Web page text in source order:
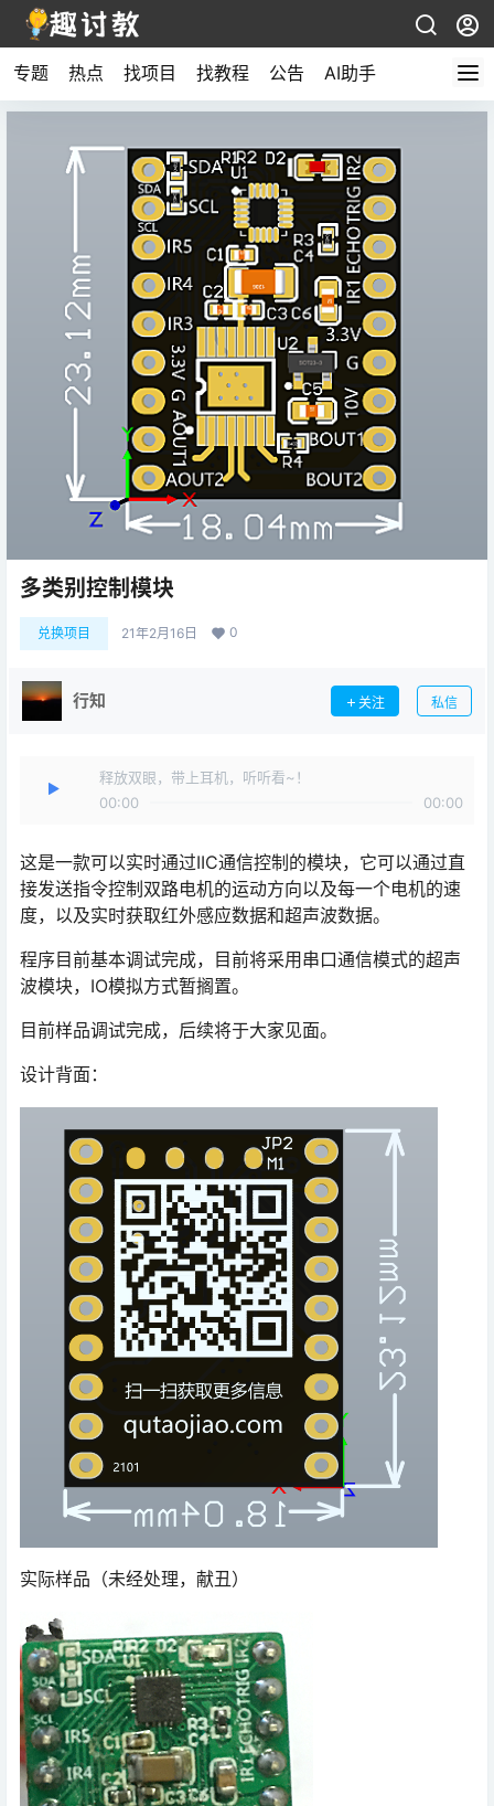
专题 热点 找项目 找教程 公告 AI助手
多类别控制模块
兑换项目 21年2月16日 0
行知 关注 私信
释放双眼，带上耳机，听听看~！
00:00
00:00
这是一款可以实时通过IIC通信控制的模块，它可以通过直
接发送指令控制双路电机的运动方向以及每一个电机的速
度，以及实时获取红外感应数据和超声波数据。
程序目前基本调试完成，目前将采用串口通信模式的超声
波模块，IO模拟方式暂搁置。
目前样品调试完成，后续将于大家见面。
设计背面：
实际样品（未经处理，献丑）